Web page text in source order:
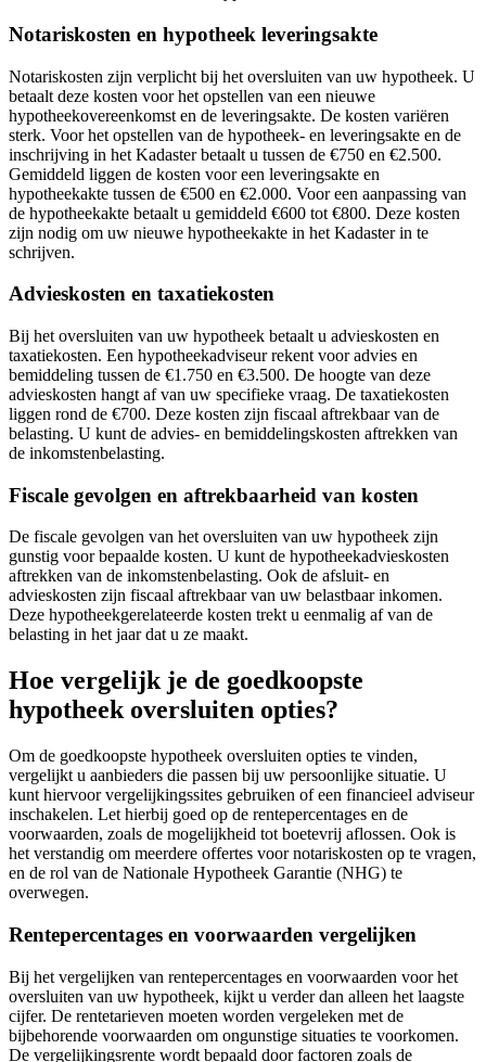
Notariskosten en hypotheek leveringsakte
Notariskosten zijn verplicht bij het oversluiten van uw hypotheek. U
betaalt deze kosten voor het opstellen van een nieuwe
hypotheekovereenkomst en de leveringsakte. De kosten variëren
sterk. Voor het opstellen van de hypotheek- en leveringsakte en de
inschrijving in het Kadaster betaalt u tussen de €750 en €2.500.
Gemiddeld liggen de kosten voor een leveringsakte en
hypotheekakte tussen de €500 en €2.000. Voor een aanpassing van
de hypotheekakte betaalt u gemiddeld €600 tot €800. Deze kosten
zijn nodig om uw nieuwe hypotheekakte in het Kadaster in te
schrijven.
Advieskosten en taxatiekosten
Bij het oversluiten van uw hypotheek betaalt u advieskosten en
taxatiekosten. Een hypotheekadviseur rekent voor advies en
bemiddeling tussen de €1.750 en €3.500. De hoogte van deze
advieskosten hangt af van uw specifieke vraag. De taxatiekosten
liggen rond de €700. Deze kosten zijn fiscaal aftrekbaar van de
belasting. U kunt de advies- en bemiddelingskosten aftrekken van
de inkomstenbelasting.
Fiscale gevolgen en aftrekbaarheid van kosten
De fiscale gevolgen van het oversluiten van uw hypotheek zijn
gunstig voor bepaalde kosten. U kunt de hypotheekadvieskosten
aftrekken van de inkomstenbelasting. Ook de afsluit- en
advieskosten zijn fiscaal aftrekbaar van uw belastbaar inkomen.
Deze hypotheekgerelateerde kosten trekt u eenmalig af van de
belasting in het jaar dat u ze maakt.
Hoe vergelijk je de goedkoopste
hypotheek oversluiten opties?
Om de goedkoopste hypotheek oversluiten opties te vinden,
vergelijkt u aanbieders die passen bij uw persoonlijke situatie. U
kunt hiervoor vergelijkingssites gebruiken of een financieel adviseur
inschakelen. Let hierbij goed op de rentepercentages en de
voorwaarden, zoals de mogelijkheid tot boetevrij aflossen. Ook is
het verstandig om meerdere offertes voor notariskosten op te vragen,
en de rol van de Nationale Hypotheek Garantie (NHG) te
overwegen.
Rentepercentages en voorwaarden vergelijken
Bij het vergelijken van rentepercentages en voorwaarden voor het
oversluiten van uw hypotheek, kijkt u verder dan alleen het laagste
cijfer. De rentetarieven moeten worden vergeleken met de
bijbehorende voorwaarden om ongunstige situaties te voorkomen.
De vergelijkingsrente wordt bepaald door factoren zoals de